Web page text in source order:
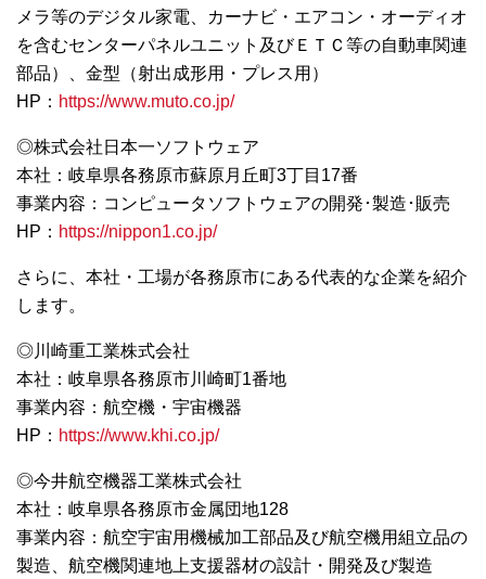
メラ等のデジタル家電、カーナビ・エアコン・オーディオ
を含むセンターパネルユニット及びＥＴＣ等の自動車関連
部品）、金型（射出成形用・プレス用）
HP： https://www.muto.co.jp/
◎株式会社日本一ソフトウェア
本社：岐阜県各務原市蘇原月丘町3丁目17番
事業内容：コンピュータソフトウェアの開発･製造･販売
HP： https://nippon1.co.jp/
さらに、本社・工場が各務原市にある代表的な企業を紹介
します。
◎川崎重工業株式会社
本社：岐阜県各務原市川崎町1番地
事業内容：航空機・宇宙機器
HP： https://www.khi.co.jp/
◎今井航空機器工業株式会社
本社：岐阜県各務原市金属団地128
事業内容：航空宇宙用機械加工部品及び航空機用組立品の
製造、航空機関連地上支援器材の設計・開発及び製造